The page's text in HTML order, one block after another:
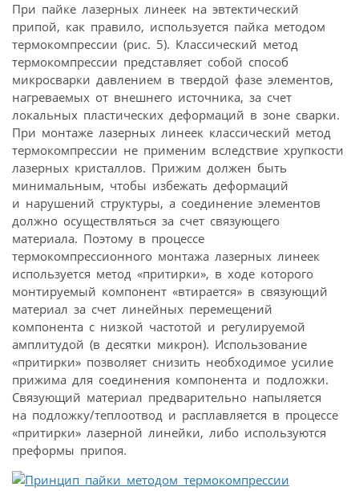
При пайке лазерных линеек на эвтектический
припой, как правило, используется пайка методом
термокомпрессии (рис. 5). Классический метод
термокомпрессии представляет собой способ
микросварки давлением в твердой фазе элементов,
нагреваемых от внешнего источника, за счет
локальных пластических деформаций в зоне сварки.
При монтаже лазерных линеек классический метод
термокомпрессии не применим вследствие хрупкости
лазерных кристаллов. Прижим должен быть
минимальным, чтобы избежать деформаций
и нарушений структуры, а соединение элементов
должно осуществляться за счет связующего
материала. Поэтому в процессе
термокомпрессионного монтажа лазерных линеек
используется метод «притирки», в ходе которого
монтируемый компонент «втирается» в связующий
материал за счет линейных перемещений
компонента с низкой частотой и регулируемой
амплитудой (в десятки микрон). Использование
«притирки» позволяет снизить необходимое усилие
прижима для соединения компонента и подложки.
Связующий материал предварительно напыляется
на подложку/теплоотвод и расплавляется в процессе
«притирки» лазерной линейки, либо используются
преформы припоя.